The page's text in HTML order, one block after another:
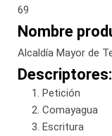
69
Nombre
Alcaldía Mayor de
Descriptores:
Petición
Comayagua
Escritura